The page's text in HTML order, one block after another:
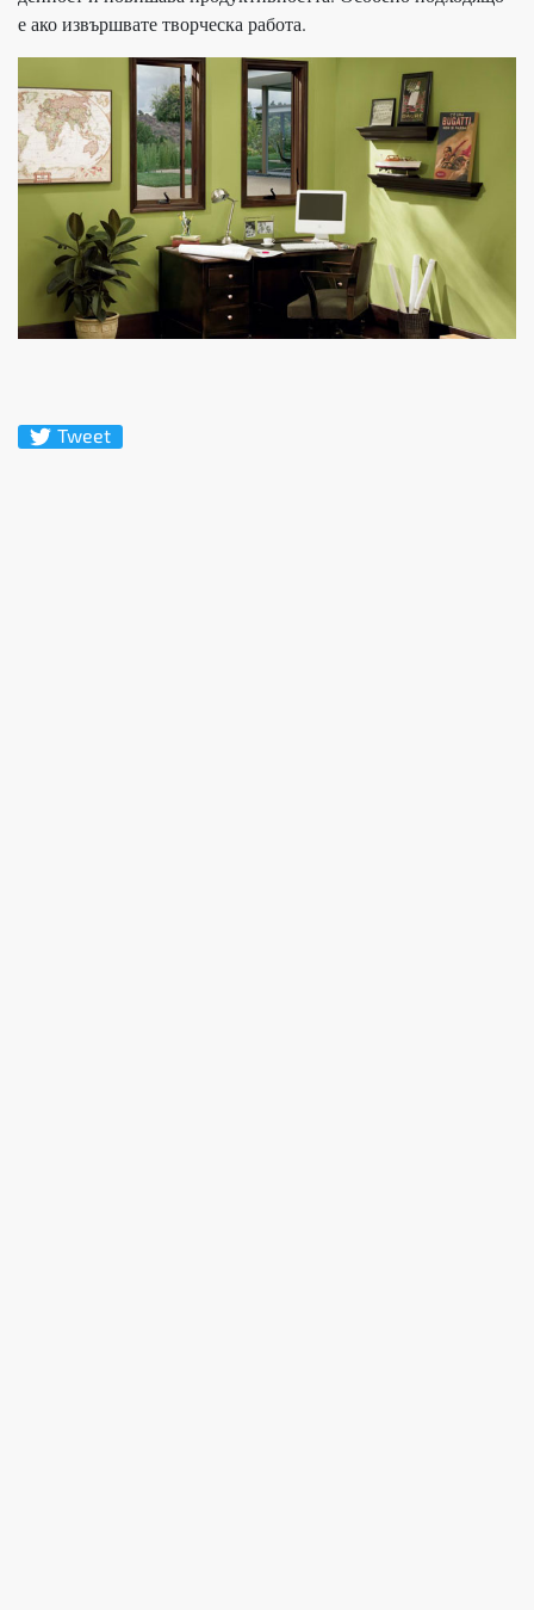
е ако извършвате творческа работа.
Tweet